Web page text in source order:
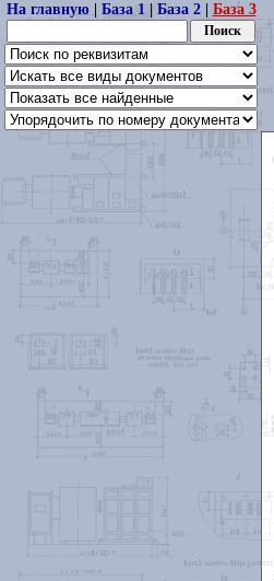
На главную| База 1| База 2| База 3